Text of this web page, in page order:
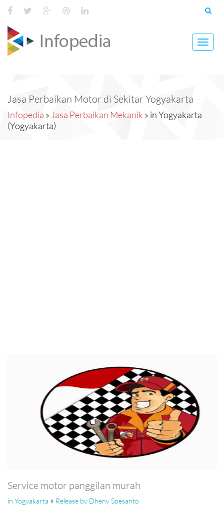
Toggle
Jasa Perbaikan Motor di Sekitar Yogyakarta
Infopedia » Jasa Perbaikan Mekanik » in Yogyakarta
(Yogyakarta)
Service motor panggilan murah
in Yogyakarta » Release by Dheny Soesanto